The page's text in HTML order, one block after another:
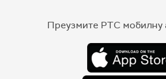
Преузмите РТС мобилну